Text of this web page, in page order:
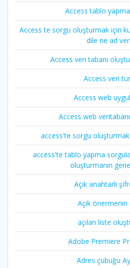
Access tablo
Access te sorgu oluşturmak için
dile ne ad
Access veri tabanı
Access veri
Access web
Access web
access'te sorgu oluşturmak
access'te tablo yapma
oluşturmanın
Açık anahtarlı
Açık önermenin
açılan liste
Adobe Premiere
Adres çubuğu